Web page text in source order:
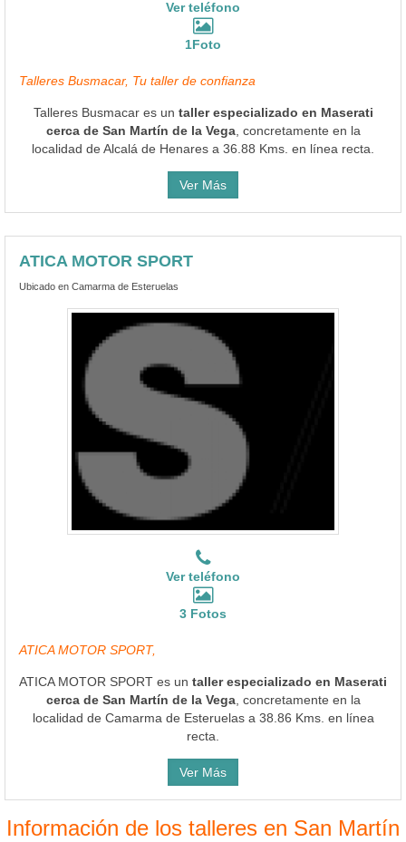
Ver teléfono
1Foto
Talleres Busmacar, Tu taller de confianza
Talleres Busmacar es un taller especializado en Maserati
cerca de San Martín de la Vega, concretamente en la
localidad de Alcalá de Henares a 36.88 Kms. en línea recta.
Ver Más
ATICA MOTOR SPORT
Ubicado en Camarma de Esteruelas
Ver teléfono
3 Fotos
ATICA MOTOR SPORT,
ATICA MOTOR SPORT es un taller especializado en Maserati
cerca de San Martín de la Vega, concretamente en la
localidad de Camarma de Esteruelas a 38.86 Kms. en línea
recta.
Ver Más
Información de los talleres en San Martín